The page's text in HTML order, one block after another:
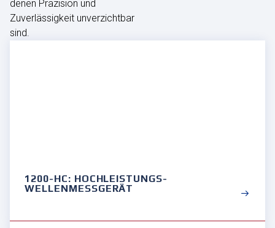
denen Präzision und
Zuverlässigkeit unverzichtbar
sind.
1200-HC: HOCHLEISTUNGS-
WELLENMESSGERÄT